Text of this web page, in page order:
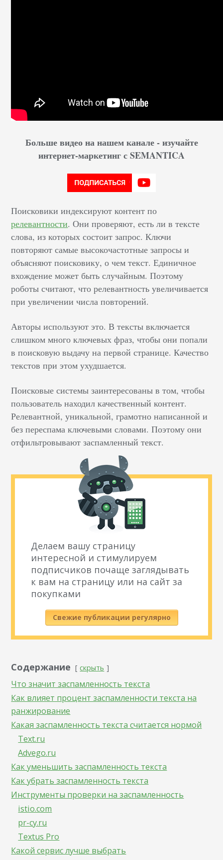
Больше видео на нашем канале - изучайте
интернет-маркетинг с SEMANTICA
Поисковики индексируют контент по
релевантности. Они проверяют, есть ли в тексте
слова, из которых состоит запрос. Ключи
повторяют самые высокочастотные запросы и
объясняют поисковику, о чем текст. Единичное
вхождение может быть случайным. Поэтому
роботы считают, что релевантность увеличивается
при увеличении числа повторений.
Авторы используют это. В тексты включается
слишком много ключевых фраз, чтобы они попали
в поисковую выдачу на первой странице. Качество
текстов при этом ухудшается.
Поисковые системы заинтересованы в том, чтобы
пользователь находил качественный контент.
Релевантной, уникальной, грамотно написанной и
без переспама ключевыми словами. Поэтому они
отфильтровывают заспамленный текст.
Делаем вашу страницу
интересной и стимулируем
подписчиков почаще заглядывать
к вам на страницу или на сайт за
покупками
Свежие публикации регулярно
Содержание скрыть
Что значит заспамленность текста
Как влияет процент заспамленности текста на
ранжирование
Какая заспамленность текста считается нормой
Text.ru
Advego.ru
Как уменьшить заспамленность текста
Как убрать заспамленность текста
Инструменты проверки на заспамленность
istio.com
pr-cy.ru
Textus Pro
Какой сервис лучше выбрать